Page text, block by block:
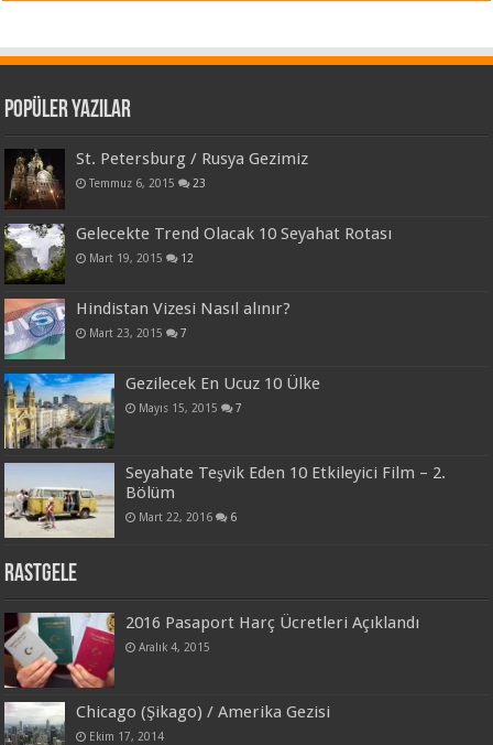
Popüler Yazılar
St. Petersburg / Rusya Gezimiz
Temmuz 6, 2015 23
Gelecekte Trend Olacak 10 Seyahat Rotası
Mart 19, 2015 12
Hindistan Vizesi Nasıl alınır?
Mart 23, 2015 7
Gezilecek En Ucuz 10 Ülke
Mayıs 15, 2015 7
Seyahate Teşvik Eden 10 Etkileyici Film – 2.
Bölüm
Mart 22, 2016 6
Rastgele
2016 Pasaport Harç Ücretleri Açıklandı
Aralık 4, 2015
Chicago (Şikago) / Amerika Gezisi
Ekim 17, 2014